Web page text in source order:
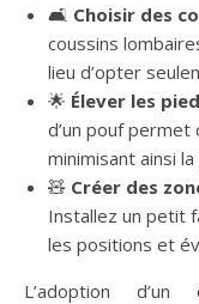
🛋️ Choisir des
coussins
lieu d’opter
🌟 Élever les
d’un pouf permet
minimisant ainsi
🧸 Créer des
Installez un petit
les positions et
L’adoption d’un